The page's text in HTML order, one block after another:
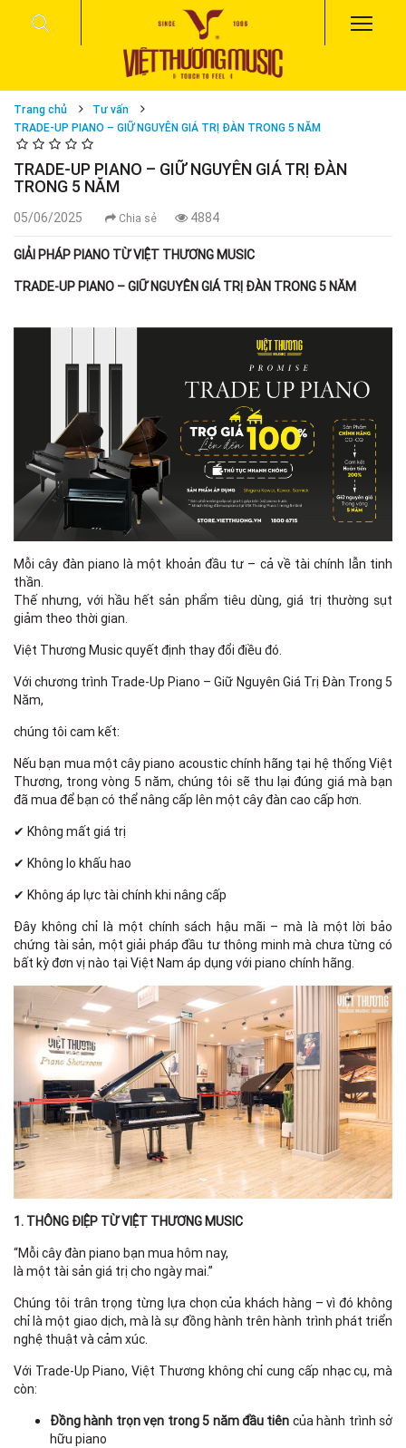
Trang chủ
Tư vấn
TRADE-UP PIANO – GIỮ NGUYÊN GIÁ TRỊ ĐÀN TRONG 5 NĂM
TRADE-UP PIANO – GIỮ NGUYÊN GIÁ TRỊ ĐÀN
TRONG 5 NĂM
05/06/2025 Chia sẻ 4884
GIẢI PHÁP PIANO TỪ VIỆT THƯƠNG MUSIC
TRADE-UP PIANO – GIỮ NGUYÊN GIÁ TRỊ ĐÀN TRONG 5 NĂM
Mỗi cây đàn piano là một khoản đầu tư – cả về tài chính lẫn tinh
thần.
Thế nhưng, với hầu hết sản phẩm tiêu dùng, giá trị thường sụt
giảm theo thời gian.
Việt Thương Music quyết định thay đổi điều đó.
Với chương trình Trade-Up Piano – Giữ Nguyên Giá Trị Đàn Trong 5
Năm,
chúng tôi cam kết:
Nếu bạn mua một cây piano acoustic chính hãng tại hệ thống Việt
Thương, trong vòng 5 năm, chúng tôi sẽ thu lại đúng giá mà bạn
đã mua để bạn có thể nâng cấp lên một cây đàn cao cấp hơn.
✔ Không mất giá trị
✔ Không lo khấu hao
✔ Không áp lực tài chính khi nâng cấp
Đây không chỉ là một chính sách hậu mãi – mà là một lời bảo
chứng tài sản, một giải pháp đầu tư thông minh mà chưa từng có
bất kỳ đơn vị nào tại Việt Nam áp dụng với piano chính hãng.
1. THÔNG ĐIỆP TỪ VIỆT THƯƠNG MUSIC
“Mỗi cây đàn piano bạn mua hôm nay,
là một tài sản giá trị cho ngày mai.”
Chúng tôi trân trọng từng lựa chọn của khách hàng – vì đó không
chỉ là một giao dịch, mà là sự đồng hành trên hành trình phát triển
nghệ thuật và cảm xúc.
Với Trade-Up Piano, Việt Thương không chỉ cung cấp nhạc cụ, mà
còn:
Đồng hành trọn vẹn trong 5 năm đầu tiên của hành trình sở
hữu piano